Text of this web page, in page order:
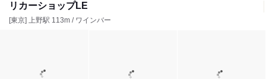
リカーショップLE
[東京] 上野駅 113m / ワインバー